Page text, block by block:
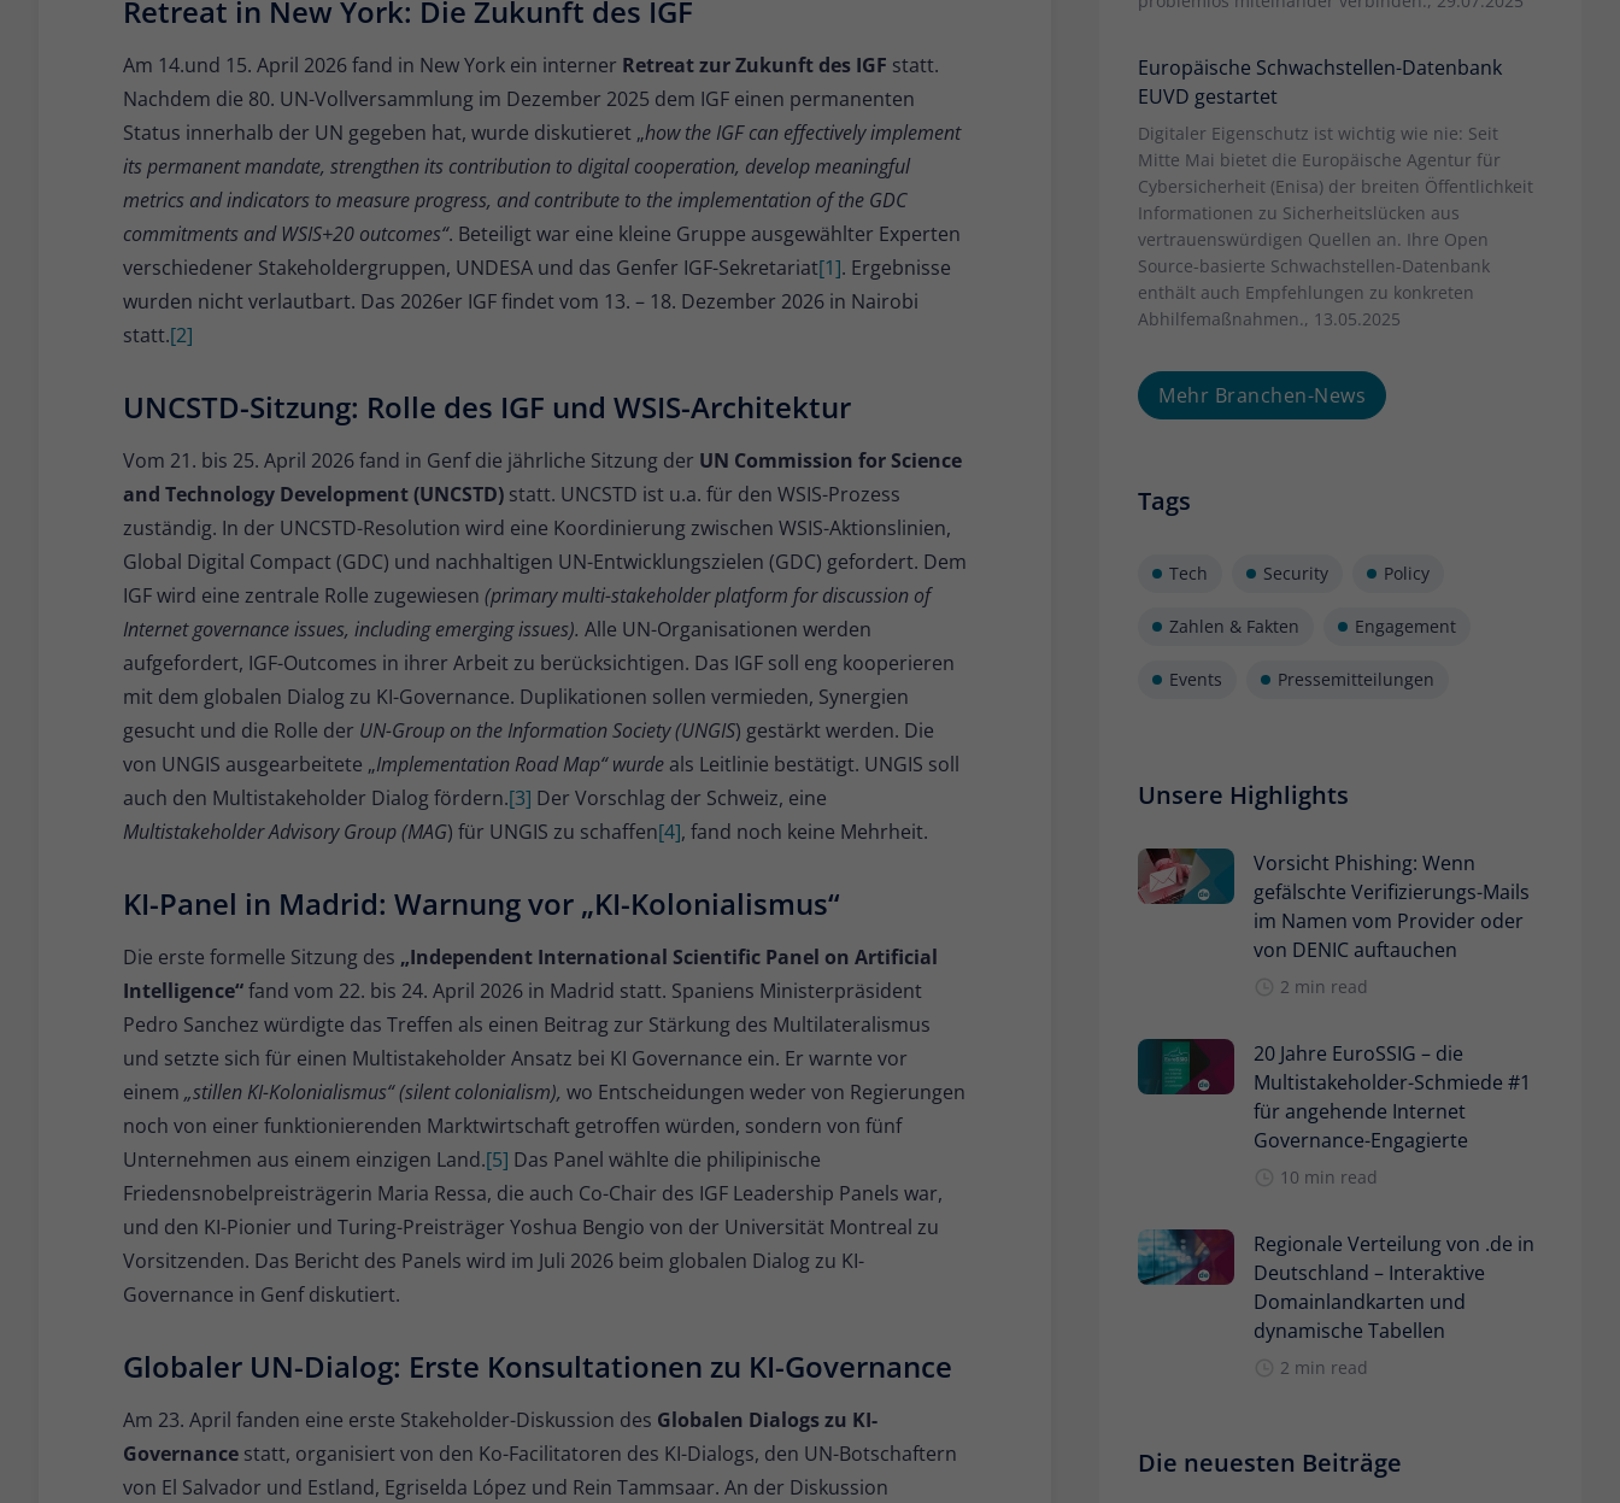
Retreat in New York: Die Zukunft des IGF
Am 14.und 15. April 2026 fand in New York ein interner Retreat zur Zukunft des IGF statt.
Nachdem die 80. UN-Vollversammlung im Dezember 2025 dem IGF einen permanenten
Status innerhalb der UN gegeben hat, wurde diskutieret „how the IGF can effectively implement
its permanent mandate, strengthen its contribution to digital cooperation, develop meaningful
metrics and indicators to measure progress, and contribute to the implementation of the GDC
commitments and WSIS+20 outcomes“. Beteiligt war eine kleine Gruppe ausgewählter Experten
verschiedener Stakeholdergruppen, UNDESA und das Genfer IGF-Sekretariat[1]. Ergebnisse
wurden nicht verlautbart. Das 2026er IGF findet vom 13. – 18. Dezember 2026 in Nairobi
statt.[2]
UNCSTD-Sitzung: Rolle des IGF und WSIS-Architektur
Vom 21. bis 25. April 2026 fand in Genf die jährliche Sitzung der UN Commission for Science
and Technology Development (UNCSTD) statt. UNCSTD ist u.a. für den WSIS-Prozess
zuständig. In der UNCSTD-Resolution wird eine Koordinierung zwischen WSIS-Aktionslinien,
Global Digital Compact (GDC) und nachhaltigen UN-Entwicklungszielen (GDC) gefordert. Dem
IGF wird eine zentrale Rolle zugewiesen (primary multi-stakeholder platform for discussion of
Internet governance issues, including emerging issues). Alle UN-Organisationen werden
aufgefordert, IGF-Outcomes in ihrer Arbeit zu berücksichtigen. Das IGF soll eng kooperieren
mit dem globalen Dialog zu KI-Governance. Duplikationen sollen vermieden, Synergien
gesucht und die Rolle der UN-Group on the Information Society (UNGIS) gestärkt werden. Die
von UNGIS ausgearbeitete „Implementation Road Map“ wurde als Leitlinie bestätigt. UNGIS soll
auch den Multistakeholder Dialog fördern.[3] Der Vorschlag der Schweiz, eine
Multistakeholder Advisory Group (MAG) für UNGIS zu schaffen[4], fand noch keine Mehrheit.
KI-Panel in Madrid: Warnung vor „KI-Kolonialismus“
Die erste formelle Sitzung des „Independent International Scientific Panel on Artificial
Intelligence“fand vom 22. bis 24. April 2026 in Madrid statt. Spaniens Ministerpräsident
Pedro Sanchez würdigte das Treffen als einen Beitrag zur Stärkung des Multilateralismus
und setzte sich für einen Multistakeholder Ansatz bei KI Governance ein. Er warnte vor
einem „stillen KI-Kolonialismus“ (silent colonialism), wo Entscheidungen weder von Regierungen
noch von einer funktionierenden Marktwirtschaft getroffen würden, sondern von fünf
Unternehmen aus einem einzigen Land.[5] Das Panel wählte die philipinische
Friedensnobelpreisträgerin Maria Ressa, die auch Co-Chair des IGF Leadership Panels war,
und den KI-Pionier und Turing-Preisträger Yoshua Bengio von der Universität Montreal zu
Vorsitzenden. Das Bericht des Panels wird im Juli 2026 beim globalen Dialog zu KI-
Governance in Genf diskutiert.
Globaler UN-Dialog: Erste Konsultationen zu KI-Governance
Am 23. April fanden eine erste Stakeholder-Diskussion des Globalen Dialogs zu KI-
Governance statt, organisiert von den Ko-Facilitatoren des KI-Dialogs, den UN-Botschaftern
von El Salvador und Estland, Egriselda López und Rein Tammsaar. An der Diskussion
Europäische Schwachstellen-Datenbank
EUVD gestartet
Digitaler Eigenschutz ist wichtig wie nie: Seit
Mitte Mai bietet die Europäische Agentur für
Cybersicherheit (Enisa) der breiten Öffentlichkeit
Informationen zu Sicherheitslücken aus
vertrauenswürdigen Quellen an. Ihre Open
Source-basierte Schwachstellen-Datenbank
enthält auch Empfehlungen zu konkreten
Abhilfemaßnahmen., 13.05.2025
Mehr Branchen-News
Tags
Tech Security Policy
Zahlen & Fakten Engagement
Events Pressemitteilungen
Unsere Highlights
Vorsicht Phishing: Wenn
gefälschte Verifizierungs-Mails
im Namen vom Provider oder
von DENIC auftauchen
2 min read
20 Jahre EuroSSIG – die
Multistakeholder-Schmiede #1
für angehende Internet
Governance-Engagierte
10 min read
Regionale Verteilung von .de in
Deutschland – Interaktive
Domainlandkarten und
dynamische Tabellen
2 min read
Die neuesten Beiträge
Name _pk_ses
Anbieter Matomo
Laufzeit 30 Minuten
Zweck
Kurzlebige Cookies, die zur vorübergehenden
Speicherung von Daten für den Besuch
verwendet werden.
Name _pk_cvar
Laufzeit 30 Minuten
Zweck
Kurzlebige Cookies, die zur vorübergehenden
Speicherung von Daten für den Besuch